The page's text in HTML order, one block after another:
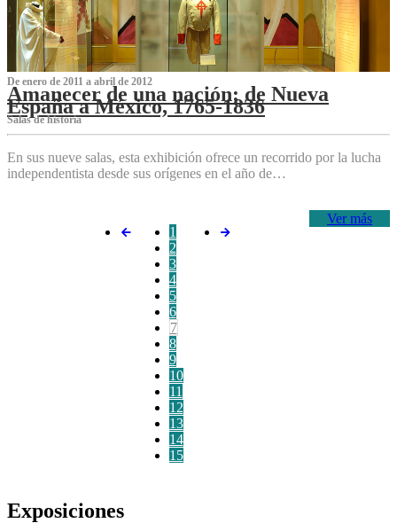
De enero de 2011 a abril de 2012
Amanecer de una nación: de Nueva
España a México, 1765-1836
Salas de historia
En sus nueve salas, esta exhibición ofrece un recorrido por la lucha
independentista desde sus orígenes en el año de…
Ver más
1
2
3
4
5
6
7
8
9
10
11
12
13
14
15
Exposiciones